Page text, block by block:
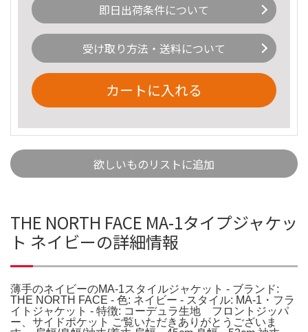
即日出荷条件について
受け取り方法・送料について
カートに入れる
欲しいものリストに追加
THE NORTH FACE MA-1タイプジャケッ
ト ネイビーの詳細情報
薄手のネイビーのMA-1スタイルジャケット - ブランド:
THE NORTH FACE - 色: ネイビー - スタイル: MA-1・フラ
イトジャケット - 特徴: コーデュラ生地 フロントジッパ
ー、サイドポケット ご覧いただきありがとうございま